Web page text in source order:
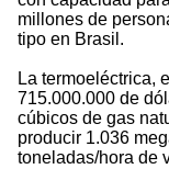
millones de
tipo en Brasil.
La termoeléctrica,
715.000.000 de
cúbicos de gas
producir 1.036
toneladas/hora de